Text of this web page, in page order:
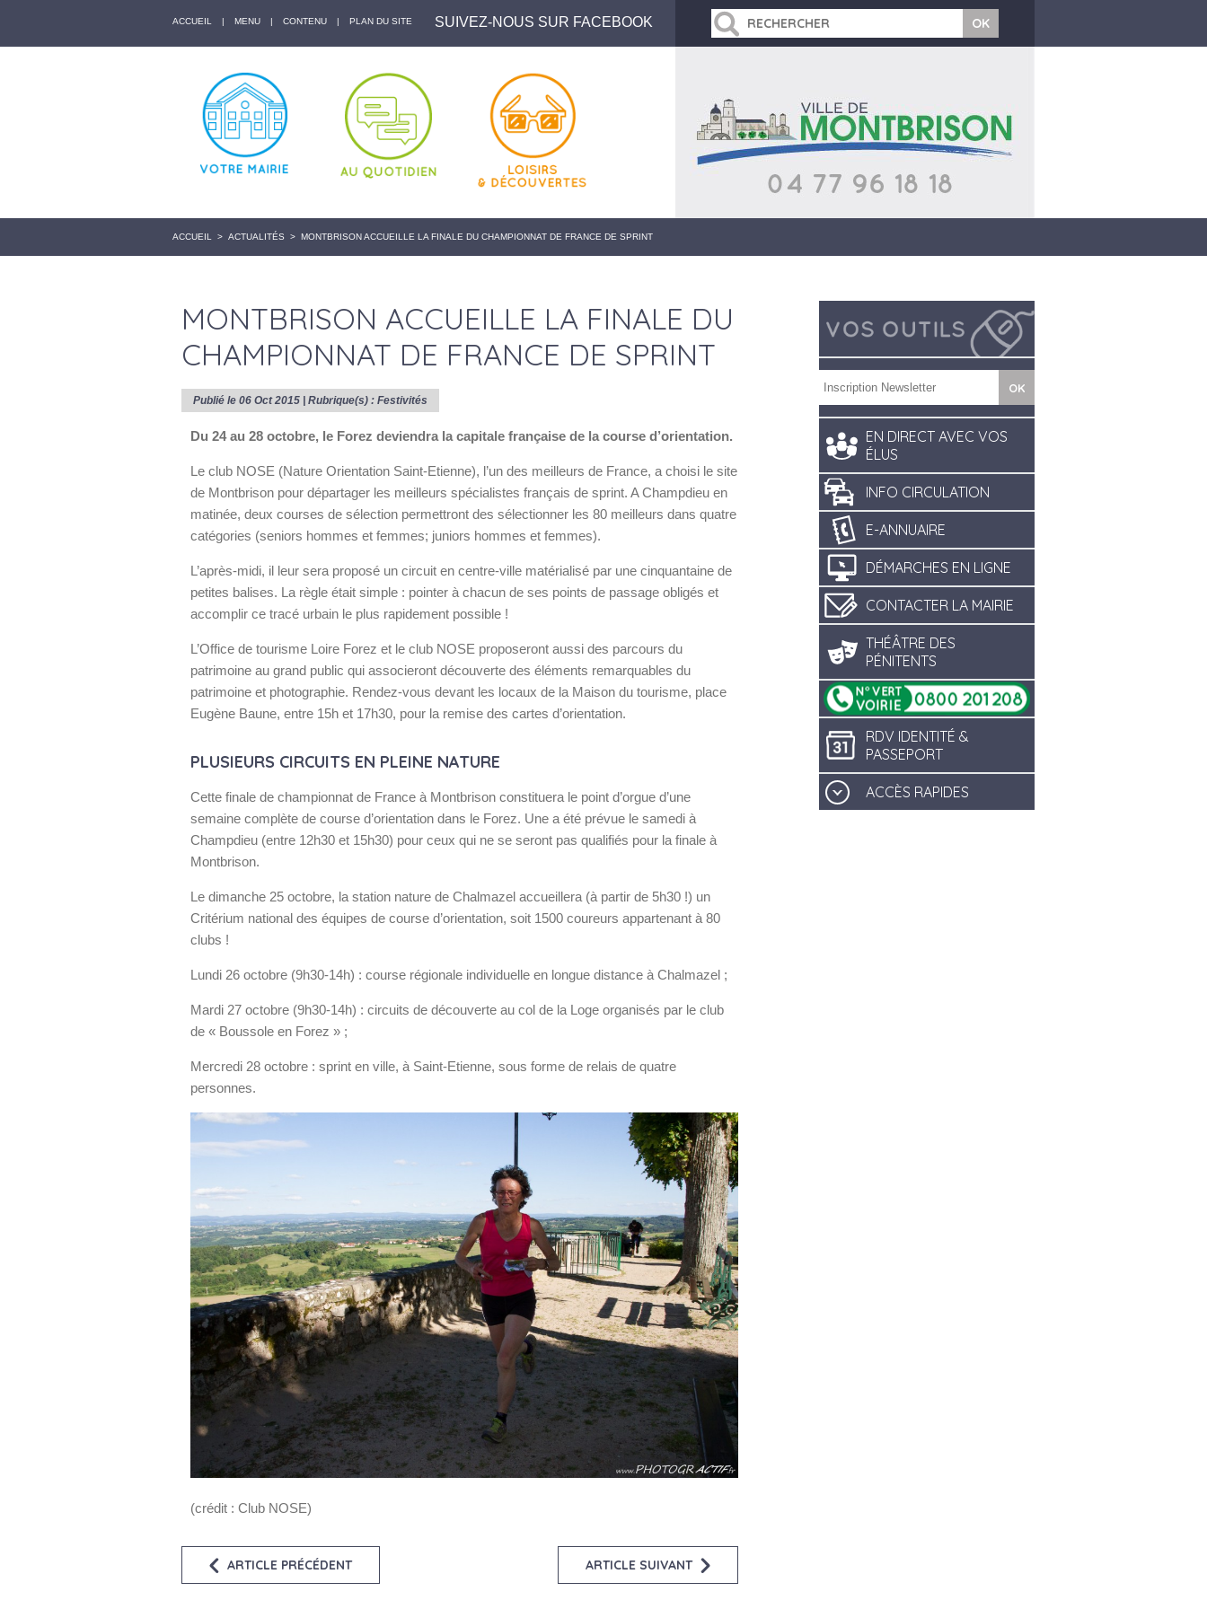
ACCUEIL | MENU | CONTENU | PLAN DU SITE SUIVEZ-NOUS SUR FACEBOOK
ACCUEIL > ACTUALITÉS > MONTBRISON ACCUEILLE LA FINALE DU CHAMPIONNAT DE FRANCE DE SPRINT
MONTBRISON ACCUEILLE LA FINALE DU
CHAMPIONNAT DE FRANCE DE SPRINT
Publié le 06 Oct 2015 | Rubrique(s) : Festivités
Du 24 au 28 octobre, le Forez deviendra la capitale française de la course d’orientation.
Le club NOSE (Nature Orientation Saint-Etienne), l’un des meilleurs de France, a choisi le site
de Montbrison pour départager les meilleurs spécialistes français de sprint. A Champdieu en
matinée, deux courses de sélection permettront des sélectionner les 80 meilleurs dans quatre
catégories (seniors hommes et femmes; juniors hommes et femmes).
L’après-midi, il leur sera proposé un circuit en centre-ville matérialisé par une cinquantaine de
petites balises. La règle était simple : pointer à chacun de ses points de passage obligés et
accomplir ce tracé urbain le plus rapidement possible !
L’Office de tourisme Loire Forez et le club NOSE proposeront aussi des parcours du
patrimoine au grand public qui associeront découverte des éléments remarquables du
patrimoine et photographie. Rendez-vous devant les locaux de la Maison du tourisme, place
Eugène Baune, entre 15h et 17h30, pour la remise des cartes d’orientation.
PLUSIEURS CIRCUITS EN PLEINE NATURE
Cette finale de championnat de France à Montbrison constituera le point d’orgue d’une
semaine complète de course d’orientation dans le Forez. Une a été prévue le samedi à
Champdieu (entre 12h30 et 15h30) pour ceux qui ne se seront pas qualifiés pour la finale à
Montbrison.
Le dimanche 25 octobre, la station nature de Chalmazel accueillera (à partir de 5h30 !) un
Critérium national des équipes de course d’orientation, soit 1500 coureurs appartenant à 80
clubs !
Lundi 26 octobre (9h30-14h) : course régionale individuelle en longue distance à Chalmazel ;
Mardi 27 octobre (9h30-14h) : circuits de découverte au col de la Loge organisés par le club
de « Boussole en Forez » ;
Mercredi 28 octobre : sprint en ville, à Saint-Etienne, sous forme de relais de quatre
personnes.
(crédit : Club NOSE)
ARTICLE PRÉCÉDENT ARTICLE SUIVANT
EN DIRECT AVEC VOS
ÉLUS
INFO CIRCULATION
E-ANNUAIRE
DÉMARCHES EN LIGNE
CONTACTER LA MAIRIE
THÉÂTRE DES
PÉNITENTS
RDV IDENTITÉ &
PASSEPORT
ACCÈS RAPIDES